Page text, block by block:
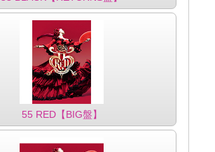
55 RED【BIG盤】